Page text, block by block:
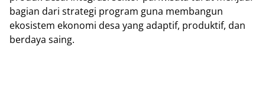
bagian dari strategi program guna membangun
ekosistem ekonomi desa yang adaptif, produktif, dan
berdaya saing.